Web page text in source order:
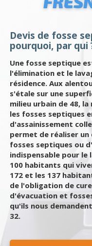
Devis de fosse
pourquoi, par qui
Une fosse septique
l'élimination et le
résidence. Aux
s'étale sur une
milieu urbain de 48,
les fosses septiques
d'assainissement
permet de réaliser
fosses septiques ou
indispensable pour le
100 habitants qui
172 et les 137
de l'obligation de
d'évacuation et
qu'ils nous
32.